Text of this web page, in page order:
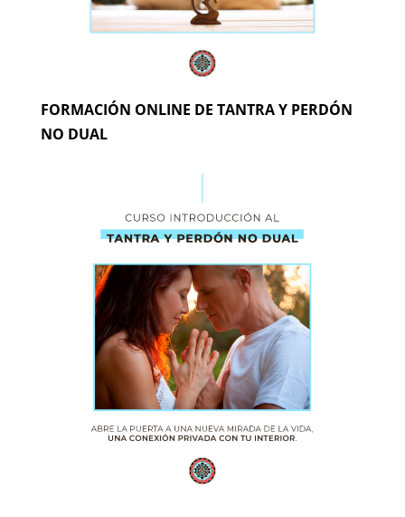
FORMACIÓN ONLINE DE TANTRA Y PERDÓN
NO DUAL